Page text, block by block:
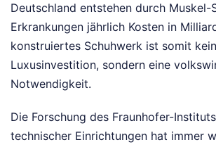
Deutschland entstehen durch Muskel-
Erkrankungen jährlich Kosten in
konstruiertes Schuhwerk ist somit
Luxusinvestition, sondern eine
Notwendigkeit.
Die Forschung des Fraunhofer-
technischer Einrichtungen hat immer